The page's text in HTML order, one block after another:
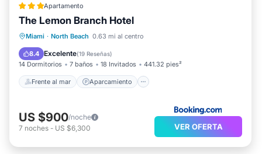
Apartamento
The Lemon Branch Hotel
Miami · North Beach 0.63 mi al centro
8.4 Excelente(19 Reseñas)
14 Dormitorios 7 baños 18 Invitados 441.32 pies²
Frente al mar Aparcamiento
Frente al mar Aparcamiento
Vista al mar
US $900/noche
7 noches - US $6,300 VER OFERTA